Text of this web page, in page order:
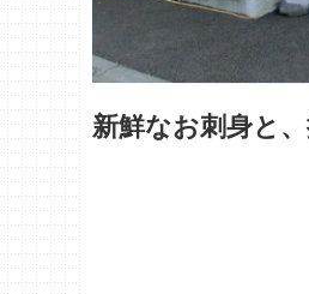
新鮮なお刺身と